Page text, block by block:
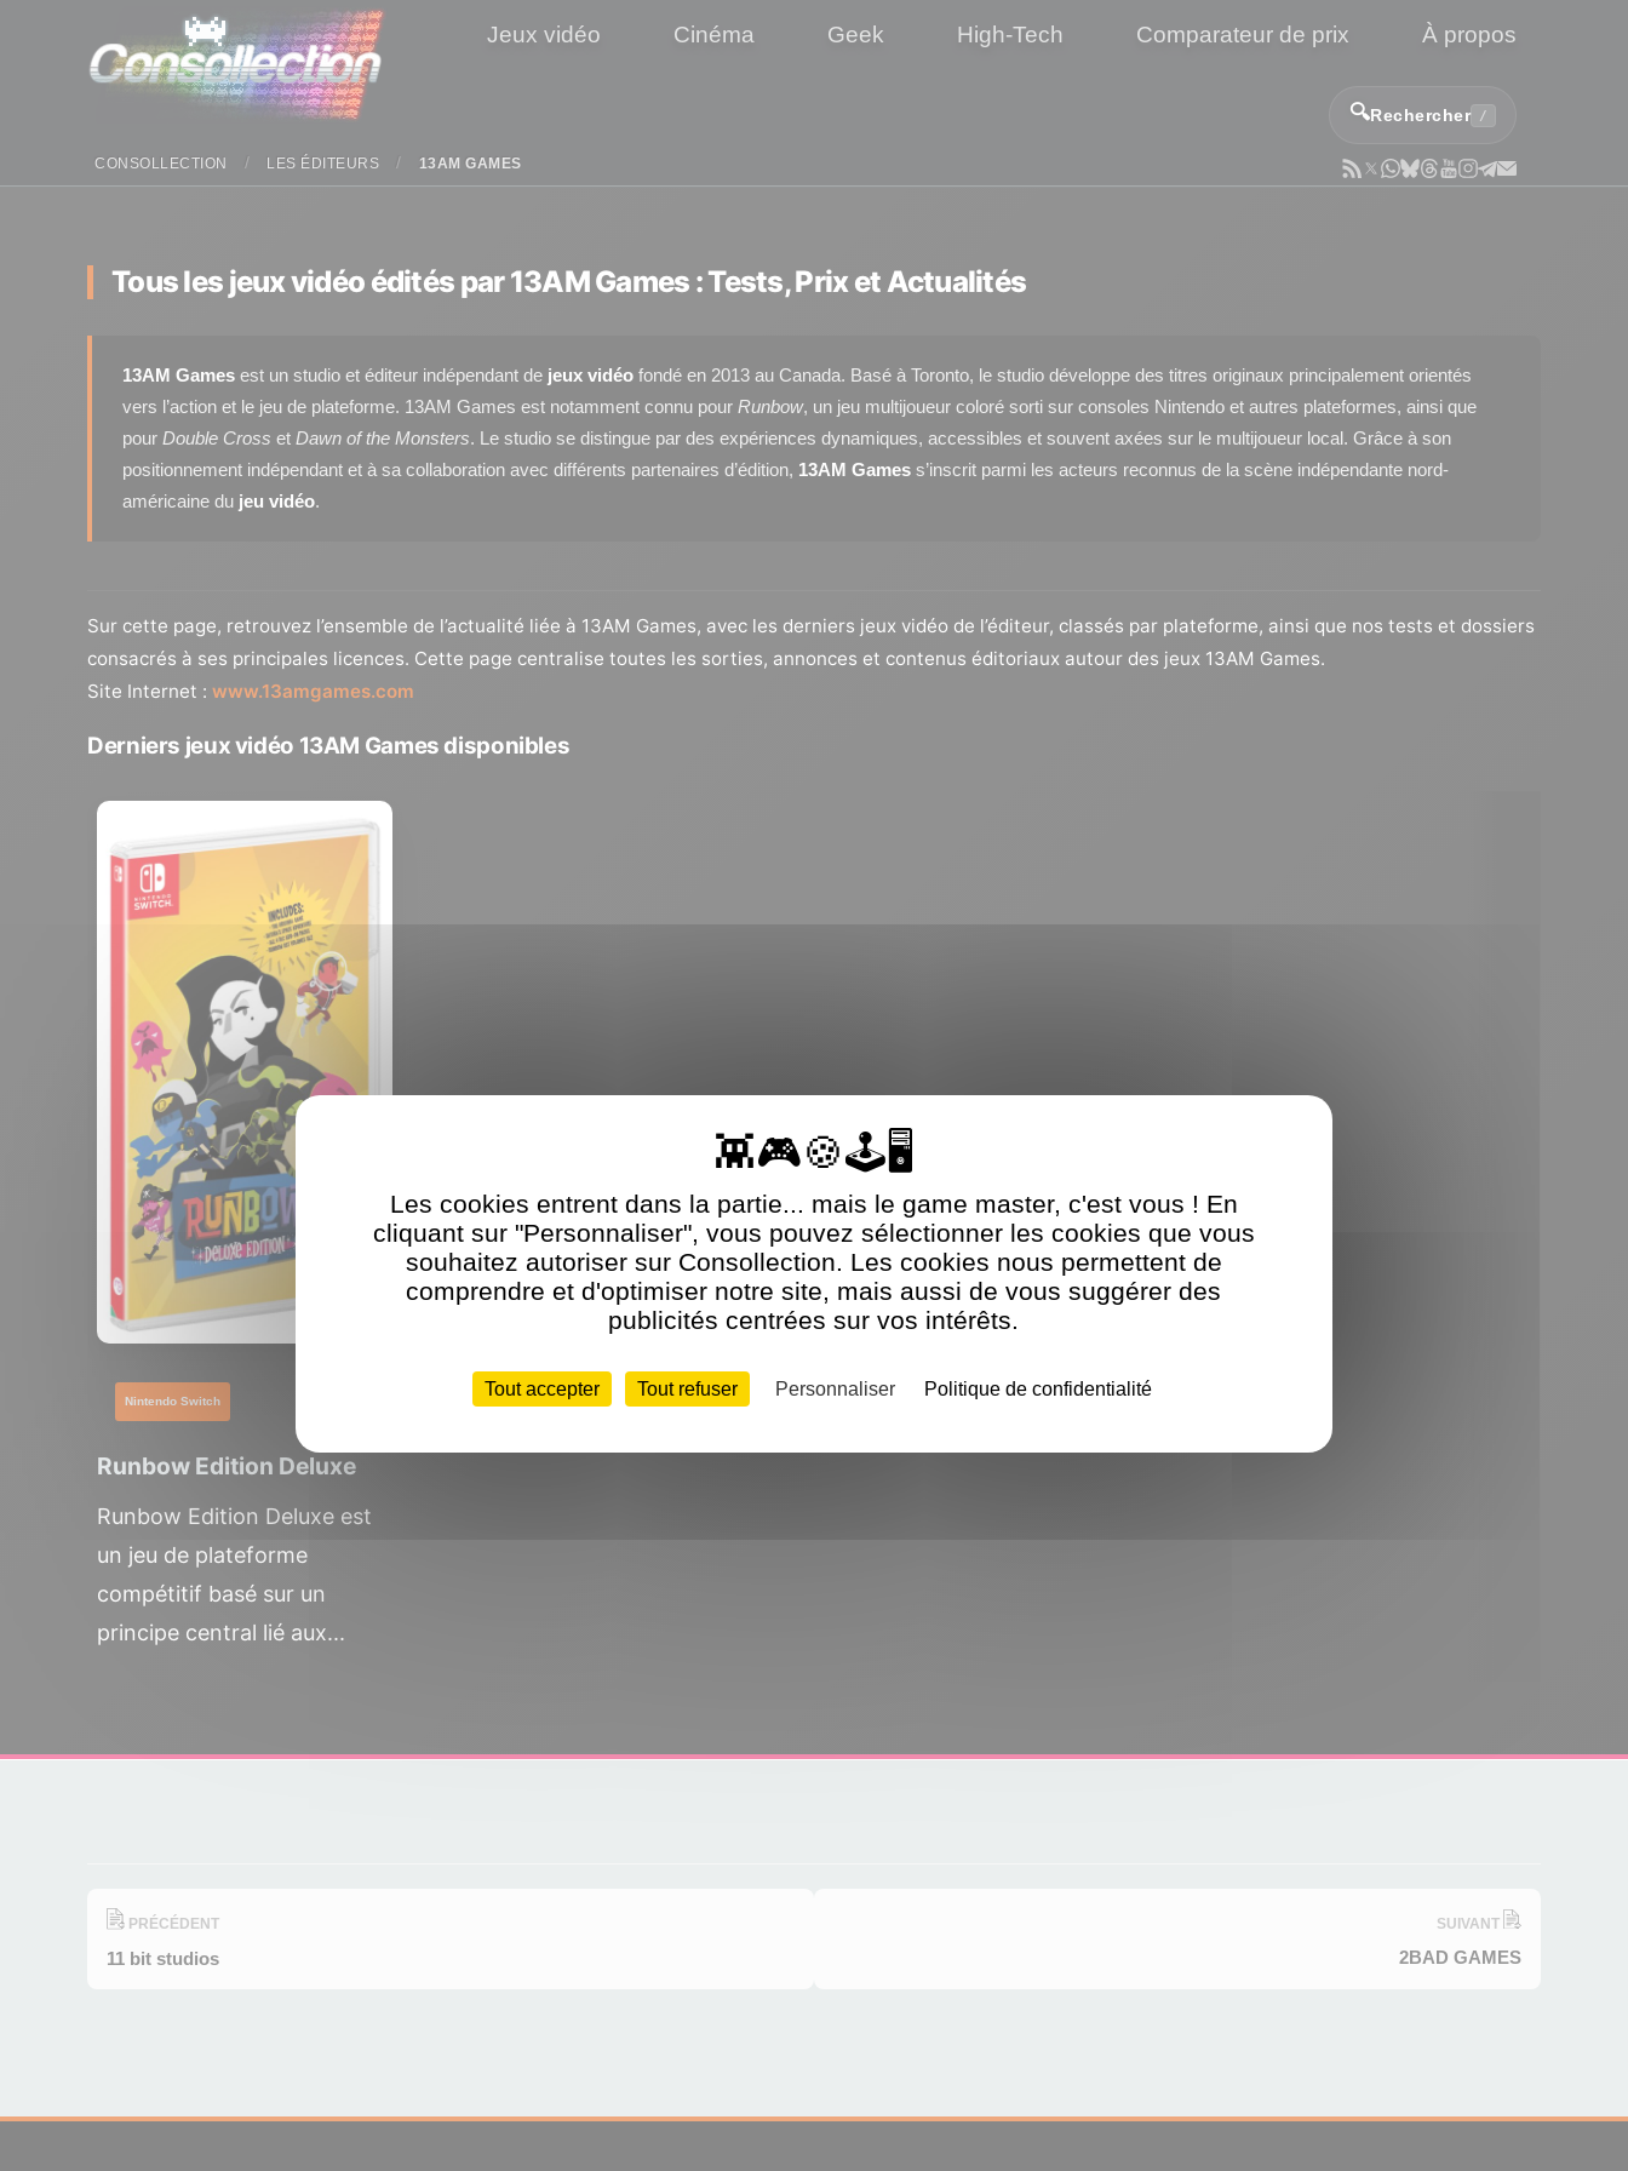
Jeux vidéo Cinéma Geek High-Tech Comparateur de prix À propos
CONSOLLECTION LES ÉDITEURS 13AM GAMES
🔍Rechercher /
Tous les jeux vidéo édités par 13AM Games : Tests, Prix et Actualités
13AM Games est un studio et éditeur indépendant de jeux vidéo fondé en 2013 au Canada. Basé à Toronto, le studio développe des titres originaux principalement orientés
vers l’action et le jeu de plateforme. 13AM Games est notamment connu pour Runbow, un jeu multijoueur coloré sorti sur consoles Nintendo et autres plateformes, ainsi que
pour Double Cross et Dawn of the Monsters. Le studio se distingue par des expériences dynamiques, accessibles et souvent axées sur le multijoueur local. Grâce à son
positionnement indépendant et à sa collaboration avec différents partenaires d’édition, 13AM Games s’inscrit parmi les acteurs reconnus de la scène indépendante nord-
américaine du jeu vidéo.
Sur cette page, retrouvez l’ensemble de l’actualité liée à 13AM Games, avec les derniers jeux vidéo de l’éditeur, classés par plateforme, ainsi que nos tests et dossiers
consacrés à ses principales licences. Cette page centralise toutes les sorties, annonces et contenus éditoriaux autour des jeux 13AM Games.
Site Internet : www.13amgames.com
Derniers jeux vidéo 13AM Games disponibles
Nintendo Switch
Runbow Edition Deluxe
Runbow Edition Deluxe est
un jeu de plateforme
compétitif basé sur un
principe central lié aux...
PRÉCÉDENT
11 bit studios
SUIVANT
2BAD GAMES
Panneau de gestion des cookies
Les cookies entrent dans la partie... mais le game master, c'est vous ! En
cliquant sur "Personnaliser", vous pouvez sélectionner les cookies que vous
souhaitez autoriser sur Consollection. Les cookies nous permettent de
comprendre et d'optimiser notre site, mais aussi de vous suggérer des
publicités centrées sur vos intérêts.
Tout accepter Tout refuser Personnaliser Politique de confidentialité